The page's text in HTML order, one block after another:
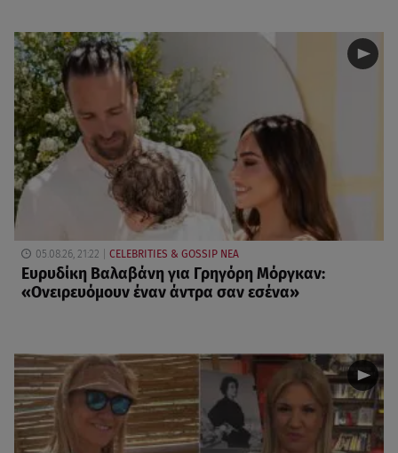
05.08.26, 21:22 CELEBRITIES & GOSSIP ΝΕΑ
Ευρυδίκη Βαλαβάνη για Γρηγόρη Μόργκαν:
«Oνειρευόμουν έναν άντρα σαν εσένα»